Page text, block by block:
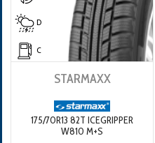
D
C
STARMAXX
175/70R13 82T ICEGRIPPER
W810 M+S